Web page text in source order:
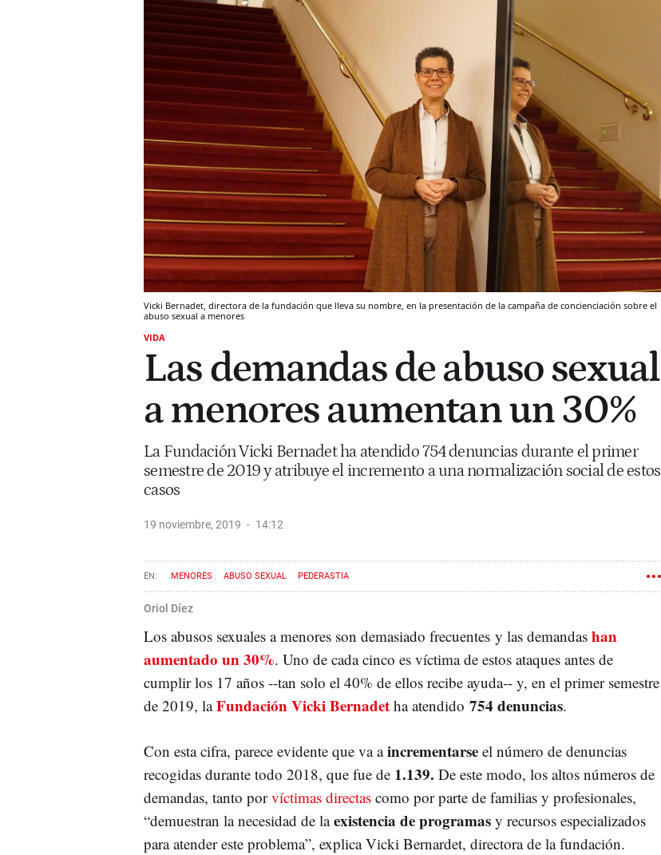
Vicki Bernadet, directora de la fundación que lleva su nombre, en la presentación de la campaña de concienciación sobre el
abuso sexual a menores
VIDA
Las demandas de abuso sexual
a menores aumentan un 30%
La Fundación Vicki Bernadet ha atendido 754 denuncias durante el primer
semestre de 2019 y atribuye el incremento a una normalización social de estos
casos
19 noviembre, 2019 14:12
MENORES ABUSO SEXUAL PEDERASTIA
Oriol Díez
Los abusos sexuales a menores son demasiado frecuentes y las demandas han
aumentado un 30%. Uno de cada cinco es víctima de estos ataques antes de
cumplir los 17 años --tan solo el 40% de ellos recibe ayuda-- y, en el primer semestre
de 2019, laFundación Vicki Bernadet ha atendido 754 denuncias.
Con esta cifra, parece evidente que va aincrementarse el número de denuncias
recogidas durante todo 2018, que fue de 1.139. De este modo, los altos números de
demandas, tanto porvíctimas directas como por parte de familias y profesionales,
“demuestran la necesidad de laexistencia de programas y recursos especializados
para atender este problema”, explica Vicki Bernardet, directora de la fundación.